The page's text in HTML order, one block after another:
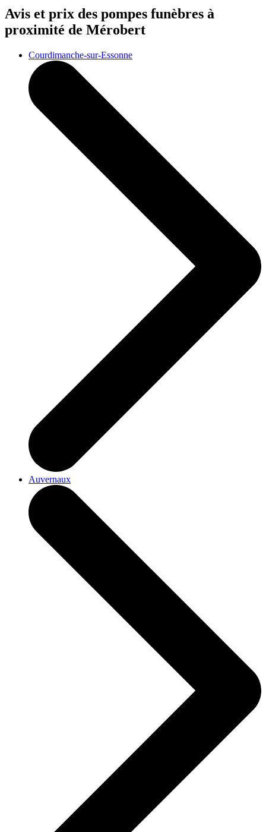
Avis et prix des pompes funèbres à
proximité de Mérobert
Courdimanche-sur-Essonne
Auvernaux